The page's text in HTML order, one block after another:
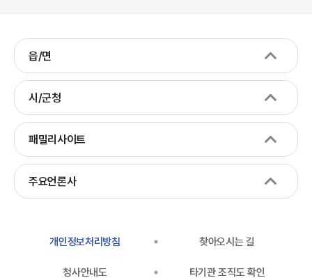
읍/면
시/군청
패밀리사이트
주요언론사
개인정보처리방침 찾아오시는 길
청사안내도 타기관 조직도 확인